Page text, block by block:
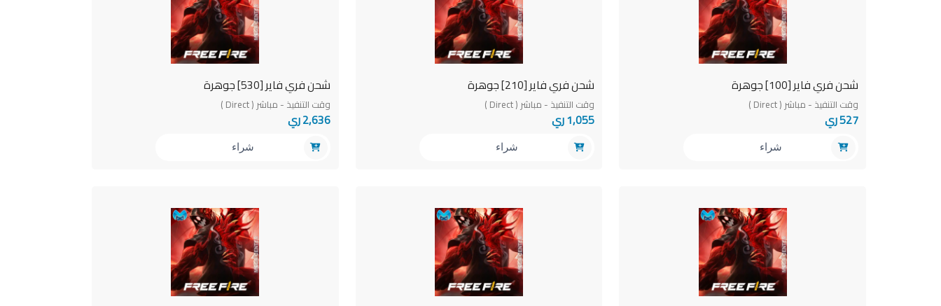
شحن فري فاير [100] جوهرة
وقت التنفيذ - مباشر ( Direct )
527 ري
شراء
شحن فري فاير [210] جوهرة
وقت التنفيذ - مباشر ( Direct )
1,055 ري
شراء
شحن فري فاير [530] جوهرة
وقت التنفيذ - مباشر ( Direct )
2,636 ري
شراء